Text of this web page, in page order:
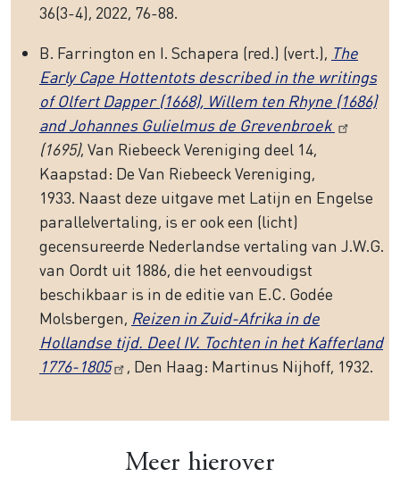
36(3-4), 2022, 76-88.
B. Farrington en I. Schapera (red.) (vert.), The
Early Cape Hottentots described in the writings
of Olfert Dapper (1668), Willem ten Rhyne (1686)
and Johannes Gulielmus de Grevenbroek
(1695), Van Riebeeck Vereniging deel 14,
Kaapstad: De Van Riebeeck Vereniging,
1933. Naast deze uitgave met Latijn en Engelse
parallelvertaling, is er ook een (licht)
gecensureerde Nederlandse vertaling van J.W.G.
van Oordt uit 1886, die het eenvoudigst
beschikbaar is in de editie van E.C. Godée
Molsbergen, Reizen in Zuid-Afrika in de
Hollandse tijd. Deel IV. Tochten in het Kafferland
1776-1805
, Den Haag: Martinus Nijhoff, 1932.
Meer hierover